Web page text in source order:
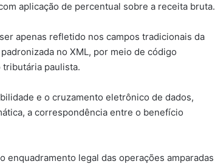
aplicação de percentual sobre a receita bruta.
apenas refletido nos campos tradicionais da
no XML, por meio de código
paulista.
e o cruzamento eletrônico de dados,
a correspondência entre o benefício
enquadramento legal das operações amparadas